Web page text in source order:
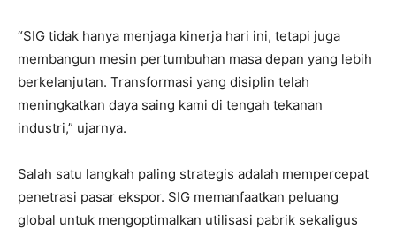
“SIG tidak hanya menjaga kinerja hari ini, tetapi juga
membangun mesin pertumbuhan masa depan yang lebih
berkelanjutan. Transformasi yang disiplin telah
meningkatkan daya saing kami di tengah tekanan
industri,” ujarnya.
Salah satu langkah paling strategis adalah mempercepat
penetrasi pasar ekspor. SIG memanfaatkan peluang
global untuk mengoptimalkan utilisasi pabrik sekaligus